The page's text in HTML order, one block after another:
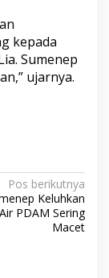
kepada
Sumenep
ujarnya.
Pos berikutnya
Keluhkan
PDAM Sering
Macet